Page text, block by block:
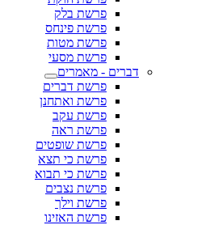
פרשת בלק
פרשת פינחס
פרשת מטות
פרשת מסעי
דברים - מאמרים
פרשת דברים
פרשת ואתחנן
פרשת עקב
פרשת ראה
פרשת שופטים
פרשת כי תצא
פרשת כי תבוא
פרשת נצבים
פרשת וילך
פרשת האזינו